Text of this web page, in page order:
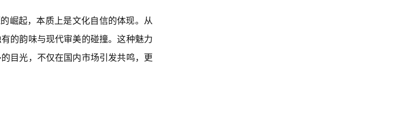
崛起，本质上是文化自信的体现。从
的韵味与现代审美的碰撞。这种魅力
目光，不仅在国内市场引发共鸣，更